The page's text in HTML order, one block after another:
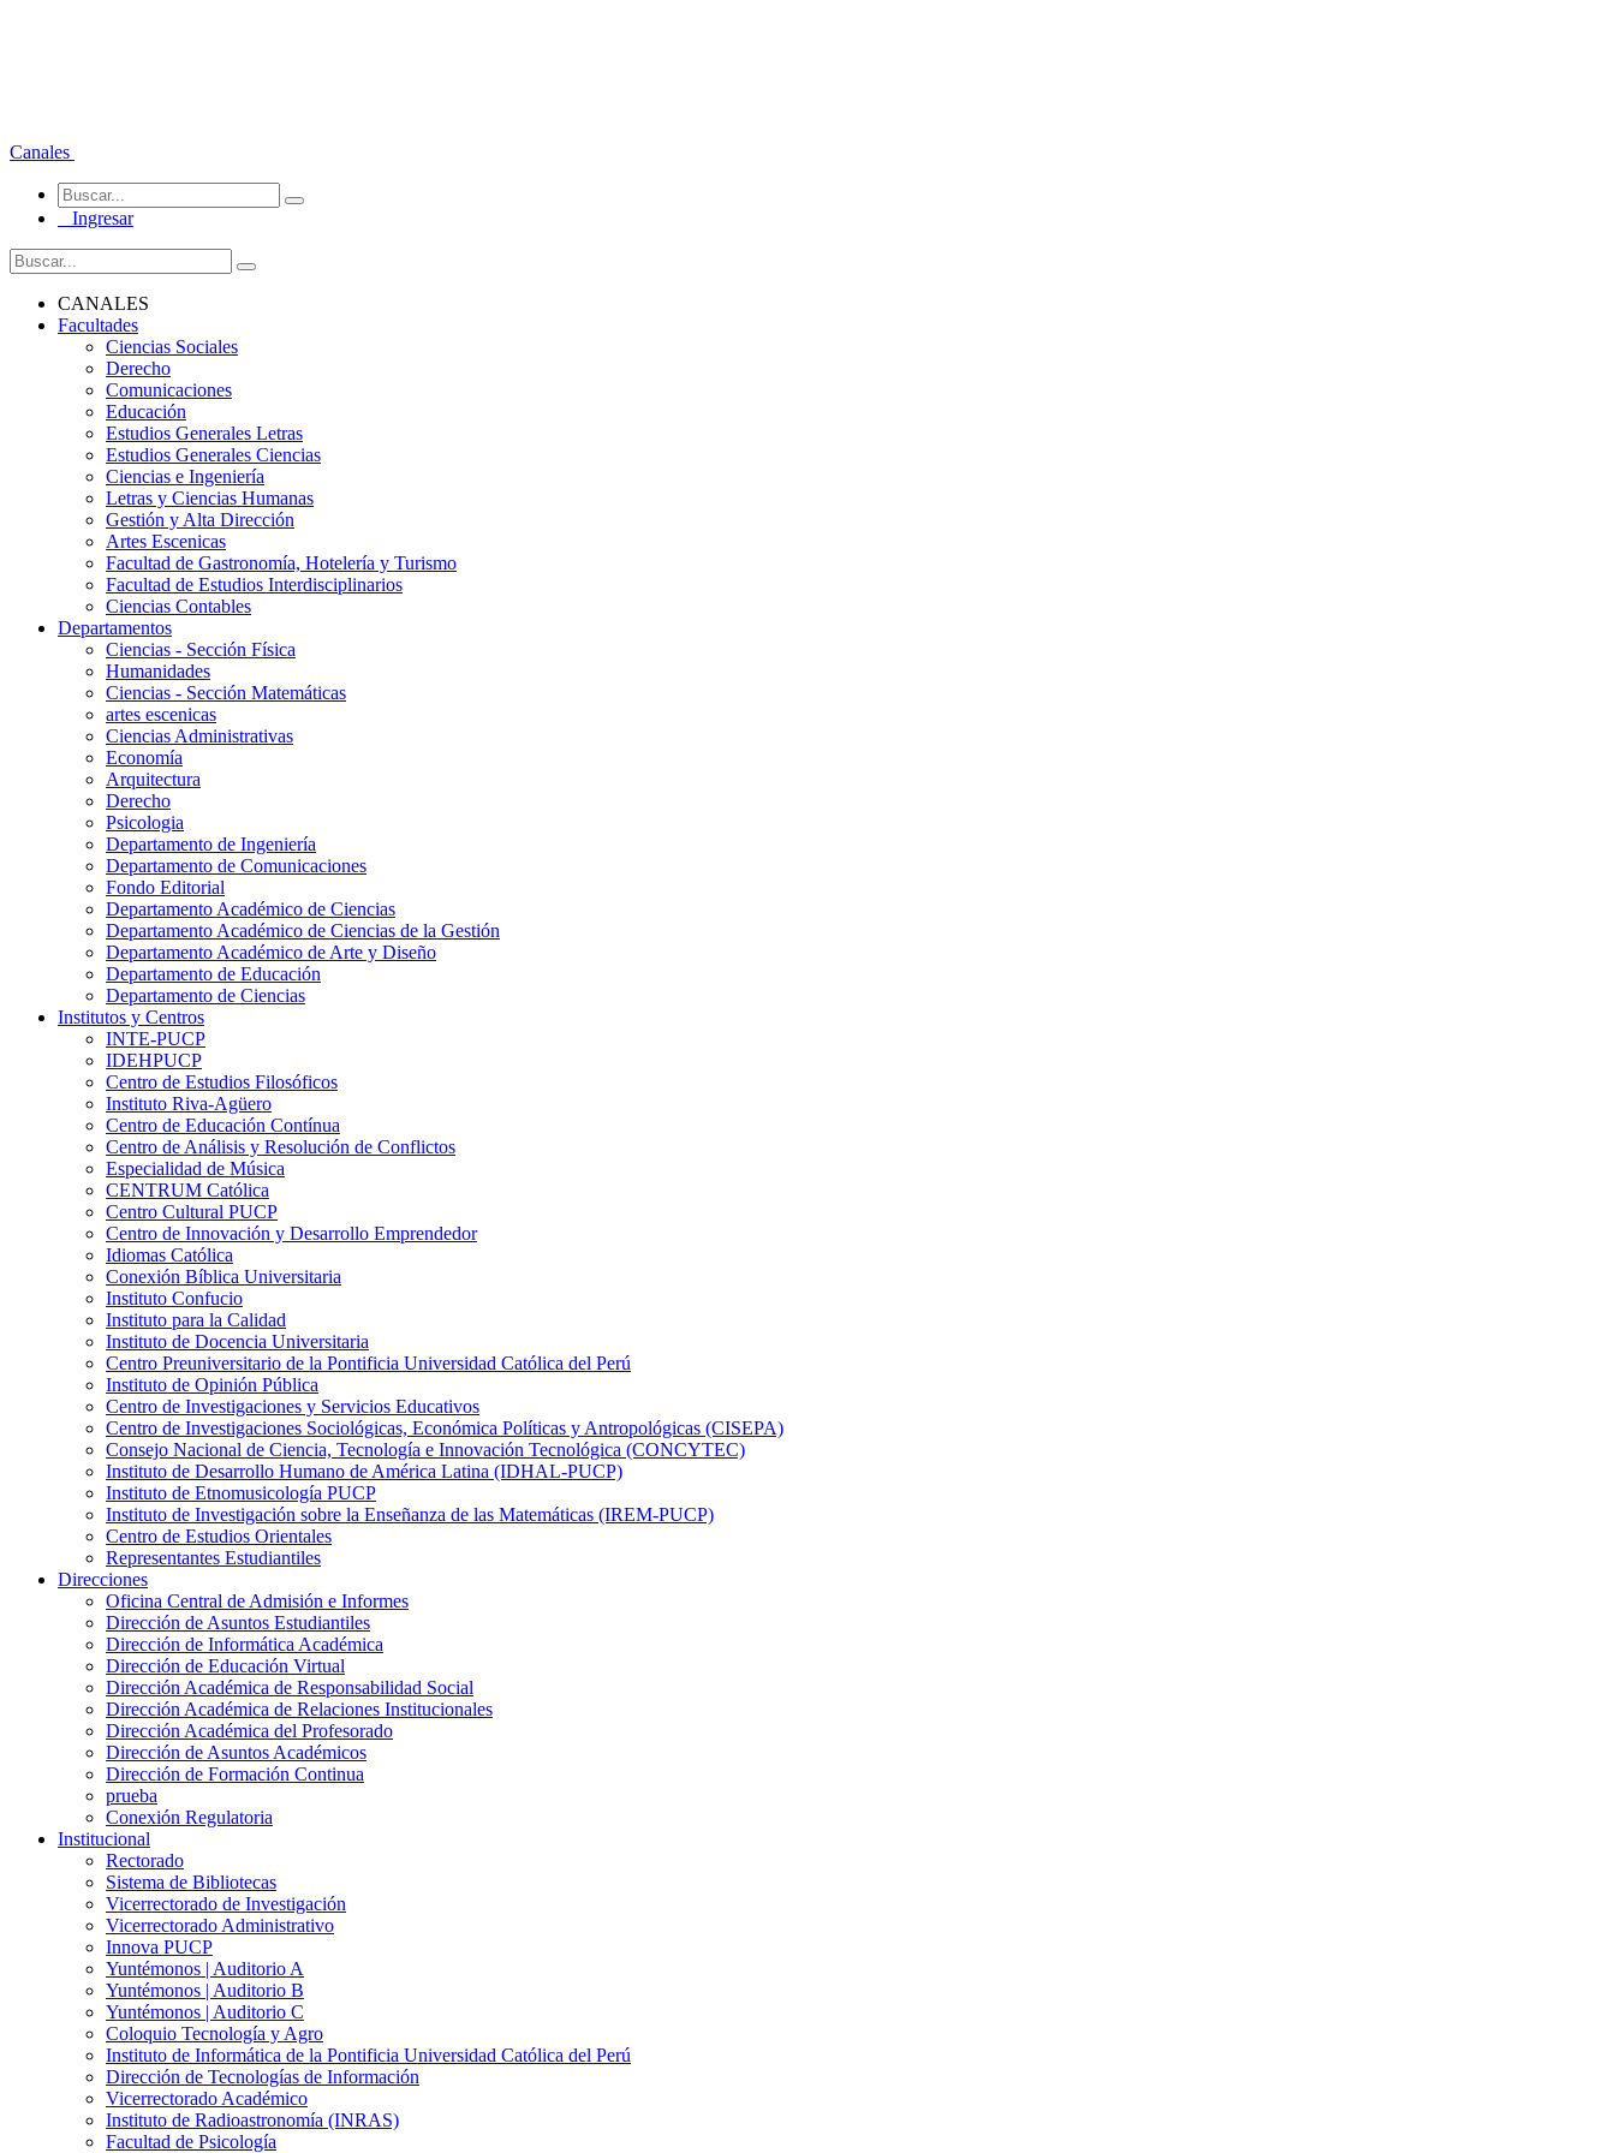
Canales
Ingresar
CANALES
Facultades
Ciencias Sociales
Derecho
Comunicaciones
Educación
Estudios Generales Letras
Estudios Generales Ciencias
Ciencias e Ingeniería
Letras y Ciencias Humanas
Gestión y Alta Dirección
Artes Escenicas
Facultad de Gastronomía, Hotelería y Turismo
Facultad de Estudios Interdisciplinarios
Ciencias Contables
Departamentos
Ciencias - Sección Física
Humanidades
Ciencias - Sección Matemáticas
artes escenicas
Ciencias Administrativas
Economía
Arquitectura
Derecho
Psicologia
Departamento de Ingeniería
Departamento de Comunicaciones
Fondo Editorial
Departamento Académico de Ciencias
Departamento Académico de Ciencias de la Gestión
Departamento Académico de Arte y Diseño
Departamento de Educación
Departamento de Ciencias
Institutos y Centros
INTE-PUCP
IDEHPUCP
Centro de Estudios Filosóficos
Instituto Riva-Agüero
Centro de Educación Contínua
Centro de Análisis y Resolución de Conflictos
Especialidad de Música
CENTRUM Católica
Centro Cultural PUCP
Centro de Innovación y Desarrollo Emprendedor
Idiomas Católica
Conexión Bíblica Universitaria
Instituto Confucio
Instituto para la Calidad
Instituto de Docencia Universitaria
Centro Preuniversitario de la Pontificia Universidad Católica del Perú
Instituto de Opinión Pública
Centro de Investigaciones y Servicios Educativos
Centro de Investigaciones Sociológicas, Económica Políticas y Antropológicas (CISEPA)
Consejo Nacional de Ciencia, Tecnología e Innovación Tecnológica (CONCYTEC)
Instituto de Desarrollo Humano de América Latina (IDHAL-PUCP)
Instituto de Etnomusicología PUCP
Instituto de Investigación sobre la Enseñanza de las Matemáticas (IREM-PUCP)
Centro de Estudios Orientales
Representantes Estudiantiles
Direcciones
Oficina Central de Admisión e Informes
Dirección de Asuntos Estudiantiles
Dirección de Informática Académica
Dirección de Educación Virtual
Dirección Académica de Responsabilidad Social
Dirección Académica de Relaciones Institucionales
Dirección Académica del Profesorado
Dirección de Asuntos Académicos
Dirección de Formación Continua
prueba
Conexión Regulatoria
Institucional
Rectorado
Sistema de Bibliotecas
Vicerrectorado de Investigación
Vicerrectorado Administrativo
Innova PUCP
Yuntémonos | Auditorio A
Yuntémonos | Auditorio B
Yuntémonos | Auditorio C
Coloquio Tecnología y Agro
Instituto de Informática de la Pontificia Universidad Católica del Perú
Dirección de Tecnologías de Información
Vicerrectorado Académico
Instituto de Radioastronomía (INRAS)
Facultad de Psicología